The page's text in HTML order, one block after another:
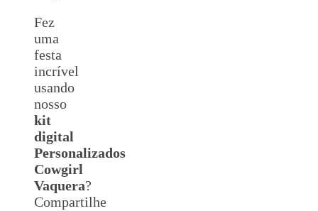
Fez
uma
festa
incrível
usando
nosso
kit
digital
Personalizados
Cowgirl
Vaquera?
Compartilhe